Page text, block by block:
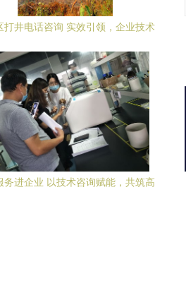
打井电话咨询 实效引领，企业技术
务进企业 以技术咨询赋能，共筑高